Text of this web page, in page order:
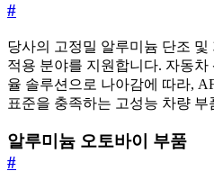
#
당사의 고정밀 알루미늄 단조
적용 분야를 지원합니다. 자동
율 솔루션으로 나아감에 따라,
표준을 충족하는 고성능 차량
알루미늄 오토바이 부품
#